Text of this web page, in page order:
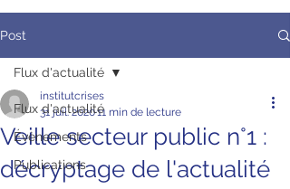
Post
Flux d'actualité
Évènements
Publications
Flux d'actualité
Veille secteur public n°1 :
décryptage de l'actualité
institutcrises
31 juil. 202011 min de lecture